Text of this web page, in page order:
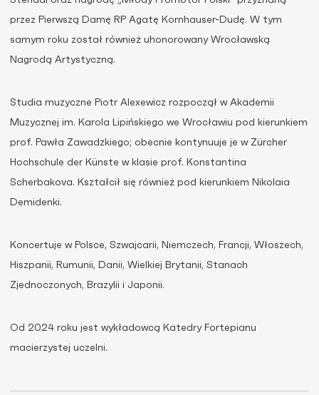
przez Pierwszą Damę RP Agatę Kornhauser-Dudę. W tym
samym roku został również uhonorowany Wrocławską
Nagrodą Artystyczną.
Studia muzyczne Piotr Alexewicz rozpoczął w Akademii
Muzycznej im. Karola Lipińskiego we Wrocławiu pod kierunkiem
prof. Pawła Zawadzkiego; obecnie kontynuuje je w Zürcher
Hochschule der Künste w klasie prof. Konstantina
Scherbakova. Kształcił się również pod kierunkiem Nikolaia
Demidenki.
Koncertuje w Polsce, Szwajcarii, Niemczech, Francji, Włoszech,
Hiszpanii, Rumunii, Danii, Wielkiej Brytanii, Stanach
Zjednoczonych, Brazylii i Japonii.
Od 2024 roku jest wykładowcą Katedry Fortepianu
macierzystej uczelni.